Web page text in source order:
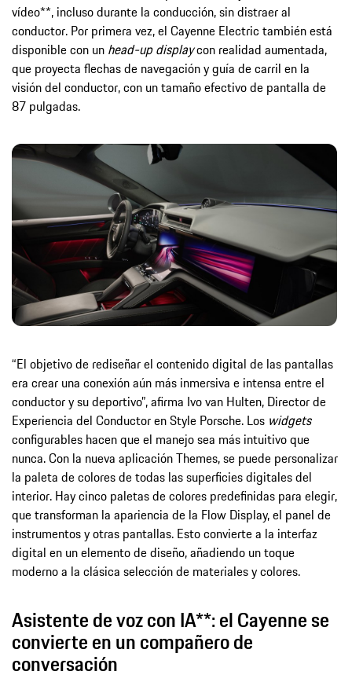
vídeo**, incluso durante la conducción, sin distraer al
conductor. Por primera vez, el Cayenne Electric también está
disponible con un head-up displaycon realidad aumentada,
que proyecta flechas de navegación y guía de carril en la
visión del conductor, con un tamaño efectivo de pantalla de
87 pulgadas.
“El objetivo de rediseñar el contenido digital de las pantallas
era crear una conexión aún más inmersiva e intensa entre el
conductor y su deportivo”, afirma Ivo van Hulten, Director de
Experiencia del Conductor en Style Porsche. Los widgets
configurables hacen que el manejo sea más intuitivo que
nunca. Con la nueva aplicación Themes, se puede personalizar
la paleta de colores de todas las superficies digitales del
interior. Hay cinco paletas de colores predefinidas para elegir,
que transforman la apariencia de la Flow Display, el panel de
instrumentos y otras pantallas. Esto convierte a la interfaz
digital en un elemento de diseño, añadiendo un toque
moderno a la clásica selección de materiales y colores.
Asistente de voz con IA**: el Cayenne se
convierte en un compañero de
conversación